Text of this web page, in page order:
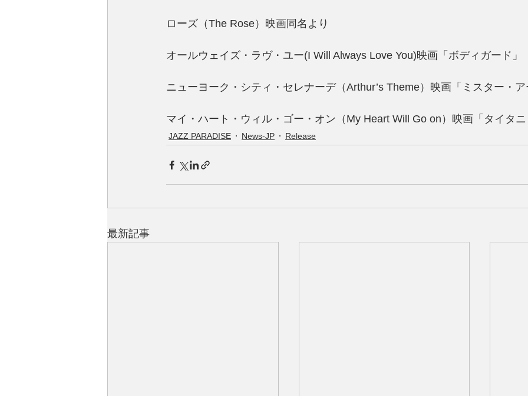
ローズ（The Rose）映画同名より
オールウェイズ・ラヴ・ユー(I Will Always Love You)映画「ボディガード」
ニューヨーク・シティ・セレナーデ（Arthur’s Theme）映画「ミスター・
マイ・ハート・ウィル・ゴー・オン（My Heart Will Go on）映画「タイタ
JAZZ PARADISE News-JP Release
最新記事